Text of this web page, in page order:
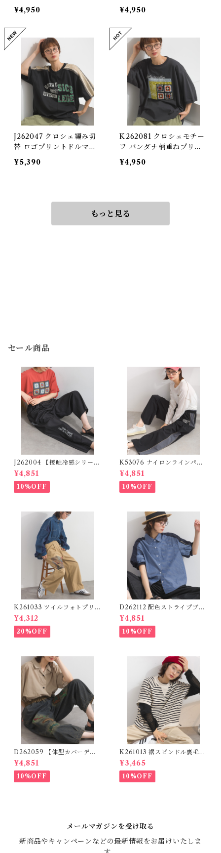
Crochet Motif Sleeve-
Panel Logo T-Shirt
¥4,950
ルオーバー / Front-and-
Back Logo Print Draws
tring-Detail Pullover
¥4,950
J262047 クロシェ編み切
替 ロゴプリントドルマン
プルオーバー / Crochet-
Panel Logo Print Dolm
¥5,390
K262081 クロシェモチー
フ バンダナ柄重ねプリン
ト リメイク風7分袖プルオ
ーバー / Crochet Motif
¥4,950
もっと見る
セール商品
J262004 【接触冷感シリー
ズ】 ツイルワーク風ロゴパン
ツ / Cool Touch Twill Work
Logo Pants (残りわずか)
¥4,851
10%OFF
K53076 ナイロンラインパン
ツ / Nylon Line Pants (残り
わずか)
¥4,851
10%OFF
K261033 ツイルフォトプリン
トイージーテーパードパンツ /
Twill Photo Print Easy Tap
ered Pants
¥4,312
20%OFF
D262112 配色ストライプブラ
ウス / Color Block Stripe R
elaxed Blouse 【re-stock】
¥4,851
10%OFF
D262059 【体型カバーデニ
ムシリーズ】 パッチワークロ
ゴデニムパンツ / Patchwork
Logo Denim Pants
¥4,851
10%OFF
K261013 裾スピンドル裏毛カ
ットベスト / Drawstring He
m Sweat Cut Vest
¥3,465
10%OFF
メールマガジンを受け取る
新商品やキャンペーンなどの最新情報をお届けいたしま